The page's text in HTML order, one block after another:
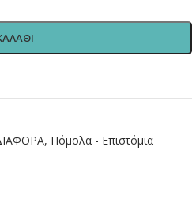
, Πόμολα - Επιστόμια